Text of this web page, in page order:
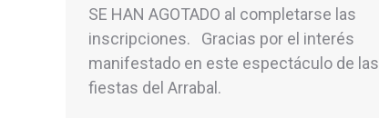
SE HAN AGOTADO al completarse las
inscripciones. Gracias por el interés
manifestado en este espectáculo de las
fiestas del Arrabal.